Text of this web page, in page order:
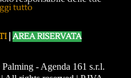
tutto
| AREA RISERVATA
- Agenda 161 s.r.l.